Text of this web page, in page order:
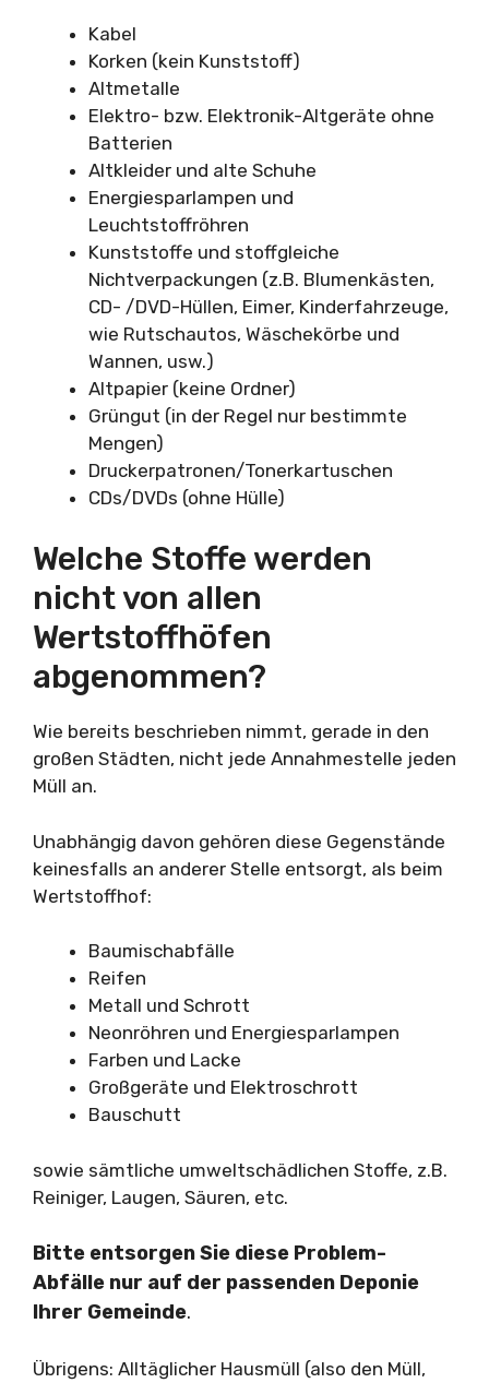
Kabel
Korken (kein Kunststoff)
Altmetalle
Elektro- bzw. Elektronik-Altgeräte ohne
Batterien
Altkleider und alte Schuhe
Energiesparlampen und
Leuchtstoffröhren
Kunststoffe und stoffgleiche
Nichtverpackungen (z.B. Blumenkästen,
CD- /DVD-Hüllen, Eimer, Kinderfahrzeuge,
wie Rutschautos, Wäschekörbe und
Wannen, usw.)
Altpapier (keine Ordner)
Grüngut (in der Regel nur bestimmte
Mengen)
Druckerpatronen/Tonerkartuschen
CDs/DVDs (ohne Hülle)
Welche Stoffe werden
nicht von allen
Wertstoffhöfen
abgenommen?
Wie bereits beschrieben nimmt, gerade in den
großen Städten, nicht jede Annahmestelle jeden
Müll an.
Unabhängig davon gehören diese Gegenstände
keinesfalls an anderer Stelle entsorgt, als beim
Wertstoffhof:
Baumischabfälle
Reifen
Metall und Schrott
Neonröhren und Energiesparlampen
Farben und Lacke
Großgeräte und Elektroschrott
Bauschutt
sowie sämtliche umweltschädlichen Stoffe, z.B.
Reiniger, Laugen, Säuren, etc.
Bitte entsorgen Sie diese Problem-
Abfälle nur auf der passenden Deponie
Ihrer Gemeinde.
Übrigens: Alltäglicher Hausmüll (also den Müll,